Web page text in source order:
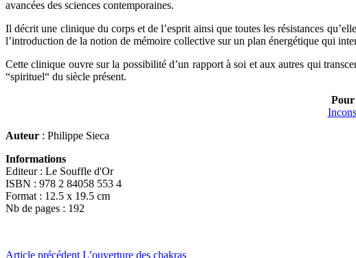
avancées des sciences contemporaines.
Il décrit une clinique du corps et de l’esprit ainsi que toutes les résistances
l’introduction de la notion de mémoire collective sur un plan énergétique qui
Cette clinique ouvre sur la possibilité d’un rapport à soi et aux autres qui
“spirituel“ du siècle présent.
Pour
Auteur : Philippe Sieca
Informations
Editeur : Le Souffle d'Or
ISBN : 978 2 84058 553 4
Format : 12.5 x 19.5 cm
Nb de pages : 192
Article précédent L’ouverture des chakras